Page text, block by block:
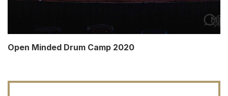
Open Minded Drum Camp 2020